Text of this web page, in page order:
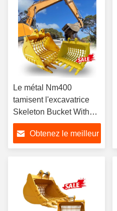
Le métal Nm400
tamisent l'excavatrice
Skeleton Bucket With
0,8 CBM Volumn
Obtenez le meilleur